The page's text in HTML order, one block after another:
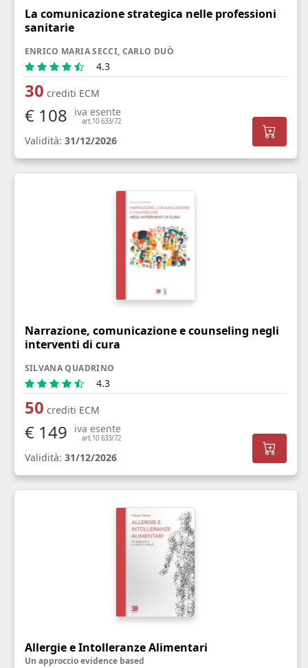
La comunicazione strategica nelle professioni
sanitarie
ENRICO MARIA SECCI, CARLO DUÒ
4.3
30 crediti ECM
€ 108 iva esente
art.10 633/72
Validità: 31/12/2026
Narrazione, comunicazione e counseling negli
interventi di cura
SILVANA QUADRINO
4.3
50 crediti ECM
€ 149 iva esente
art.10 633/72
Validità: 31/12/2026
Allergie e Intolleranze Alimentari
Un approccio evidence based